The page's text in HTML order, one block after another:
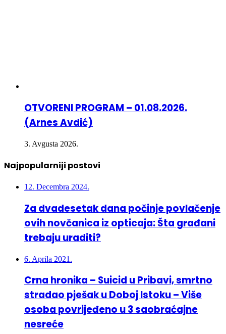
OTVORENI PROGRAM – 01.08.2026.
(Arnes Avdić)
3. Avgusta 2026.
Najpopularniji postovi
12. Decembra 2024.
Za dvadesetak dana počinje povlačenje
ovih novčanica iz opticaja: Šta građani
trebaju uraditi?
6. Aprila 2021.
Crna hronika – Suicid u Pribavi, smrtno
stradao pješak u Doboj Istoku – Više
osoba povrijeđeno u 3 saobraćajne
nesreće